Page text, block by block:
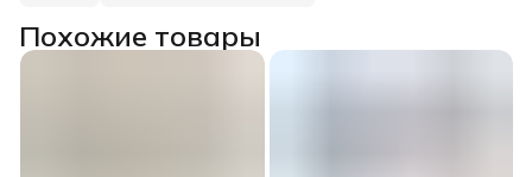
Похожие товары